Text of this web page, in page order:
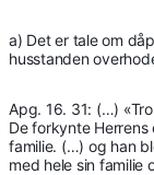
a) Det er tale om
husstanden
Apg. 16. 31: (…)
De forkynte
familie. (…) og han
med hele sin familie